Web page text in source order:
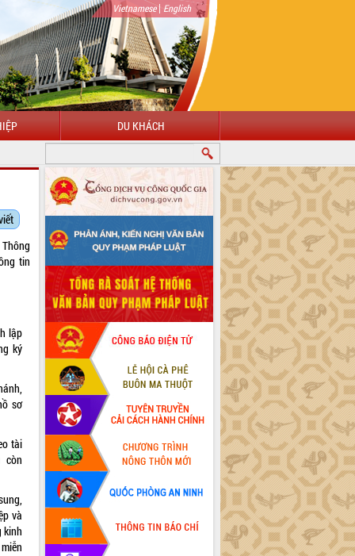
Vietnamese| English
DU KHÁCH
tin
lập
ký
sơ
tài
còn
và
kinh